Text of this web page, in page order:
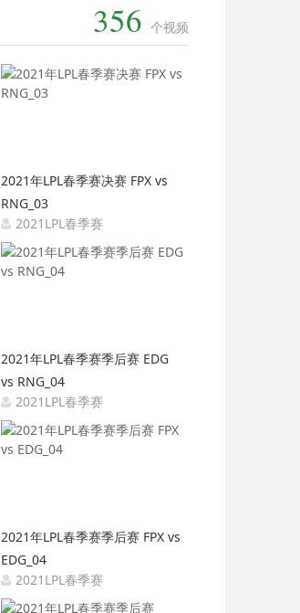
356 个视频
2021年LPL春季赛决赛 FPX vs
RNG_03
2021LPL春季赛
2021-04-18 15:30:19
2021年LPL春季赛季后赛 EDG
vs RNG_04
2021LPL春季赛
2021-04-13 12:07:08
2021年LPL春季赛季后赛 FPX vs
EDG_04
2021LPL春季赛
2021-04-11 12:03:25